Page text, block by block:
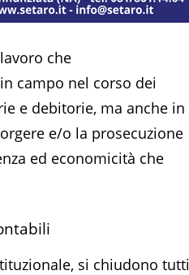
che
campo nel corso dei
e debitorie, ma anche in
e/o la prosecuzione
ed economicità che
si chiudono tutti